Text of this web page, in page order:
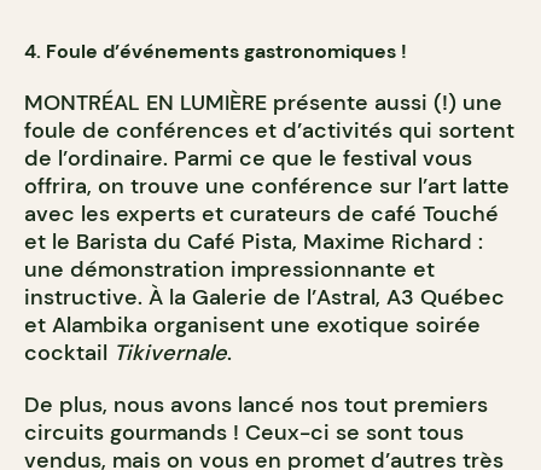
4. Foule d’événements gastronomiques !
MONTRÉAL EN LUMIÈRE présente aussi (!) une
foule de conférences et d’activités qui sortent
de l’ordinaire. Parmi ce que le festival vous
offrira, on trouve une conférence sur l’art latte
avec les experts et curateurs de café Touché
et le Barista du Café Pista, Maxime Richard :
une démonstration impressionnante et
instructive. À la Galerie de l’Astral, A3 Québec
et Alambika organisent une exotique soirée
cocktail Tikivernale.
De plus, nous avons lancé nos tout premiers
circuits gourmands ! Ceux-ci se sont tous
vendus, mais on vous en promet d’autres très